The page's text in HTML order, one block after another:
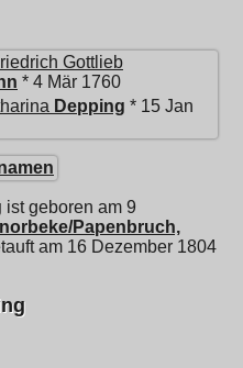
Gottlieb
* 4 Mär 1760
Depping * 15 Jan
ist geboren am 9
Papenbruch,
am 16 Dezember 1804